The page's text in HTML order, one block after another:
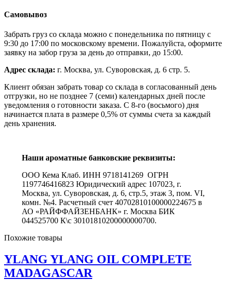
Самовывоз
Забрать груз со склада можно с понедельника по пятницу с
9:30 до 17:00 по московскому времени. Пожалуйста, оформите
заявку на забор груза за день до отправки, до 15:00.
Адрес склада: г. Москва, ул. Суворовская, д. 6 стр. 5.
Клиент обязан забрать товар со склада в согласованный день
отгрузки, но не позднее 7 (семи) календарных дней после
уведомления о готовности заказа. С 8-го (восьмого) дня
начинается плата в размере 0,5% от суммы счета за каждый
день хранения.
Наши ароматные банковские реквизиты:
ООО Кема Клаб. ИНН 9718141269 ОГРН
1197746416823 Юридический адрес 107023, г.
Москва, ул. Суворовская, д. 6, стр.5, этаж 3, пом. VI,
комн. №4. Расчетный счет 40702810100000224675 в
АО «РАЙФФАЙЗЕНБАНК» г. Москва БИК
044525700 К\с 30101810200000000700.
Похожие товары
YLANG YLANG OIL COMPLETE
MADAGASCAR